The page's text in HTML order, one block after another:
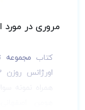
مروری در
کتابمجموعه
اورژانس روزن 2022 بیماری‌های سیستم گوارش
هومن